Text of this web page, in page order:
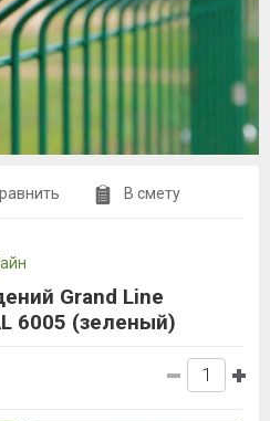
В смету
Grand Line
6005 (зеленый)